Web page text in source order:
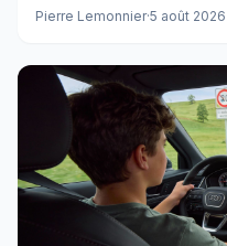
Pierre Lemonnier·5 août 2026